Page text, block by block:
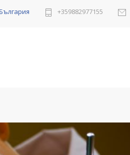
+359882977155